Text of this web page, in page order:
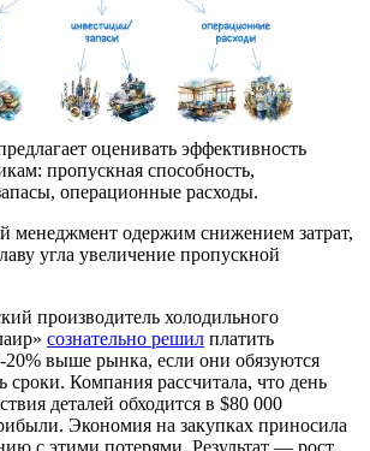
оценивать эффективность
пропускная способность,
операционные расходы.
менеджмент одержим снижением затрат,
угла увеличение пропускной
производитель холодильного
сознательно решил платить
выше рынка, если они обязуются
сроки. Компания рассчитала, что день
деталей обходится в $80 000
Экономия на закупках приносила